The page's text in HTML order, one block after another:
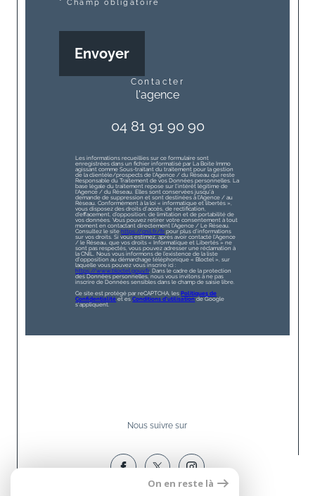
* Champ obligatoire
Envoyer
contacter
l'agence
04 81 91 90 90
Les informations recueillies sur ce formulaire sont
enregistrées dans un fichier informatisé par La Boite Immo
agissant comme Sous-traitant du traitement pour la gestion
de la clientèle/prospects de l'Agence / du Réseau qui reste
Responsable du Traitement de vos Données personnelles. La
base légale du traitement repose sur l'intérêt légitime de
l'Agence / du Réseau. Elles sont conservées jusqu'à
demande de suppression et sont destinées à l'Agence / au
Réseau. Conformément à la loi « informatique et libertés »,
vous disposez des droits d’accès, de rectification,
d’effacement, d’opposition, de limitation et de portabilité de
vos données. Vous pouvez retirer votre consentement à tout
moment en contactant directement l’Agence / Le Réseau.
Consultez le site https://cnil.fr/fr pour plus d’informations
sur vos droits. Si vous estimez, après avoir contacté l'Agence
/ le Réseau, que vos droits « Informatique et Libertés » ne
sont pas respectés, vous pouvez adresser une réclamation à
la CNIL. Nous vous informons de l’existence de la liste
d'opposition au démarchage téléphonique « Bloctel », sur
laquelle vous pouvez vous inscrire ici :
https://www.bloctel.gouv.fr. Dans le cadre de la protection
des Données personnelles, nous vous invitons à ne pas
inscrire de Données sensibles dans le champ de saisie libre.
Ce site est protégé par reCAPTCHA, les Politiques de
Confidentialité et esConditions d'utilisation de Google
s'appliquent.
Nous suivre sur
On en reste là